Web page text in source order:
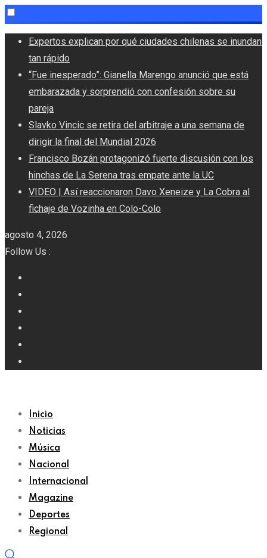
Skip
content
Expertos explican por qué ciudades chilenas se inundan
tan rápido
“Fue inesperado”: Gianella Marengo anunció que está
embarazada y sorprendió con confesión sobre su
pareja
Slavko Vincic se retira del arbitraje a una semana de
dirigir la final del Mundial 2026
Francisco Bozán protagonizó fuerte discusión con los
hinchas de La Serena tras empate ante la UC
VIDEO | Así reaccionaron Davo Xeneize y La Cobra al
fichaje de Vozinha en Colo-Colo
agosto 4, 2026
Follow Us :
Inicio
Noticias
Música
Nacional
Internacional
Magazine
Deportes
Regional